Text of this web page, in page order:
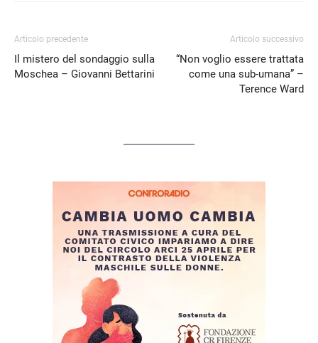
Articolo precedente
Il mistero del sondaggio sulla
Moschea – Giovanni Bettarini
Articolo successivo
“Non voglio essere trattata
come una sub-umana” –
Terence Ward